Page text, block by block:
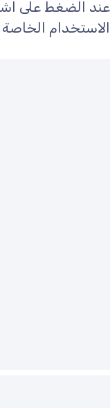
عند الضغط على
الاستخدام الخاصة